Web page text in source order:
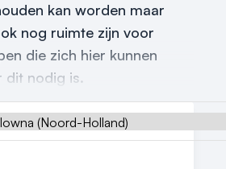
aan
aan
kan worden maar
nog ruimte zijn voor
die zich hier kunnen
dit nodig is.